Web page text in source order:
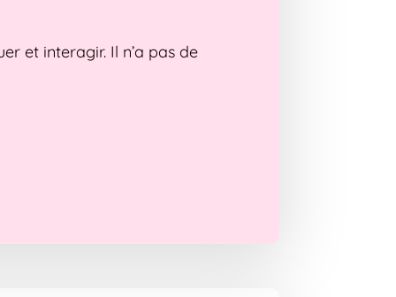
et interagir. Il n’a pas de